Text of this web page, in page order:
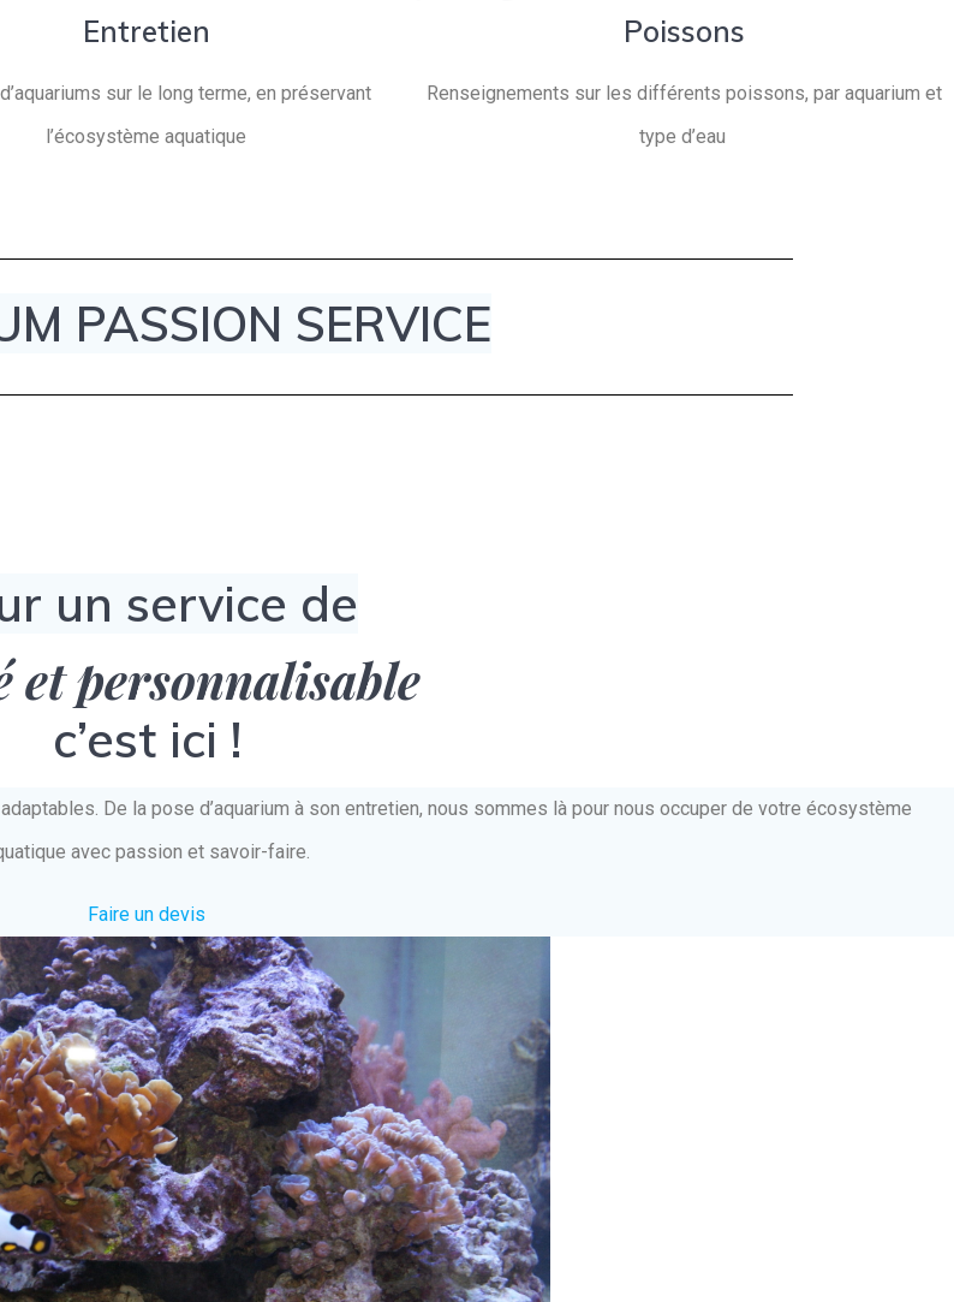
Entretien
sur le long terme, en préservant
l’écosystème aquatique
Poissons
Renseignements sur les différents poissons, par aquarium et
type d’eau
PASSION SERVICE
un service de
et personnalisable
c’est ici !
De la pose d’aquarium à son entretien, nous sommes là pour nous occuper de votre écosystème
avec passion et savoir-faire.
Faire un devis